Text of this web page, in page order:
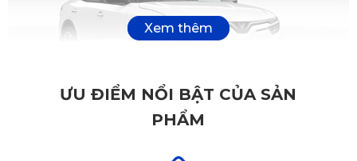
ƯU ĐIỂM NỔI BẬT CỦA SẢN
PHẨM